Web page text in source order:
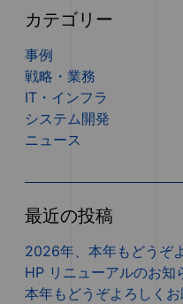
カテゴリー
事例
戦略・業務
IT・インフラ
システム開発
ニュース
最近の投稿
2026年、本年もどうぞ
HP リニューアルのお知
本年もどうぞよろしくお